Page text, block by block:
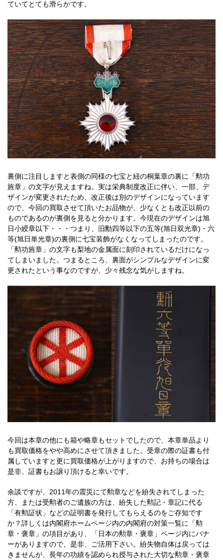
ていてとても滑らかです。
裏側に注目しますと表側の同様の七宝と紐の桐葉章の裏に「勲功
旌章」の文字が見えますね。実は栄典制度改正に伴い、一部、デ
ザインが変更されたため、改正後は別のデザインになっています
ので、今回の買取させて頂いたお品物が、少なくとも改正以前の
ものであるのが裏側を見ると分かります。今現在のデザインは旭
日小綬章以下・・・つまり、旧勳四等以下の五等(旭日双光章)・六
等(旭日単光章)の裏側に七宝装飾がなくなってしまったのです。
「勲功旌章」の文字も梨地の金属面に刻印されているだけになっ
てしまいました。つまるところ、裏面がシンプルなデザインに変
更されたという事なのですが、少々残念な気がしますね。
今回は本章の他にも箱や略章もセットでしたので、本章単品より
も買取価格をやや高めにさせて頂きました。受章の際の証書も付
属していますと更に買取価格が上がりますので、お持ちの場合は
是非、証書もお譲り頂けると幸いです。
余談ですが、2011年の震災にて勲章などを紛失されてしまった
方、または受勲者のご遺族の方は、紛失した勲記・章記に代る
「有勲証状」などの証明書を発行してもらえるのをご存知です
か？詳しくは内閣府ホームページ内の内閣府の対策一覧に「勲
章・褒章」の項目があり、「日本の勲章・褒章」ページ内にバナ
ーがありますので、是非、ご活用下さい。紛失物自体は戻っては
きませんが、長年の功績を認められ授与された大切な勲章・褒章